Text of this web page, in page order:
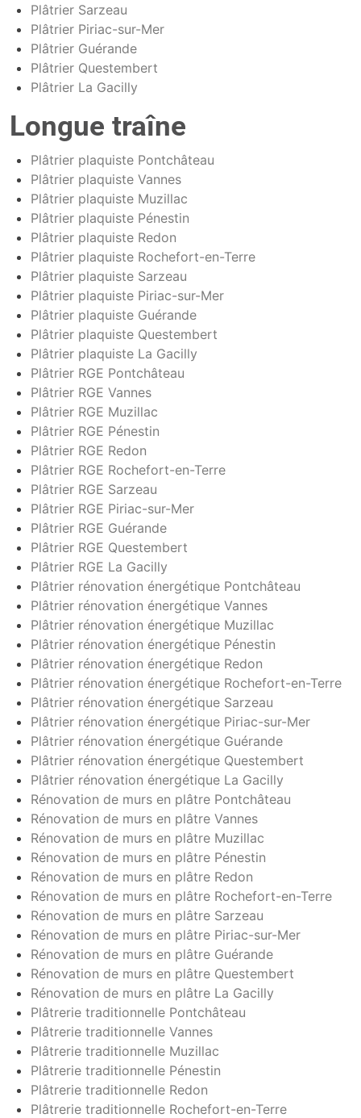
Plâtrier Sarzeau
Plâtrier Piriac-sur-Mer
Plâtrier Guérande
Plâtrier Questembert
Plâtrier La Gacilly
Longue traîne
Plâtrier plaquiste Pontchâteau
Plâtrier plaquiste Vannes
Plâtrier plaquiste Muzillac
Plâtrier plaquiste Pénestin
Plâtrier plaquiste Redon
Plâtrier plaquiste Rochefort-en-Terre
Plâtrier plaquiste Sarzeau
Plâtrier plaquiste Piriac-sur-Mer
Plâtrier plaquiste Guérande
Plâtrier plaquiste Questembert
Plâtrier plaquiste La Gacilly
Plâtrier RGE Pontchâteau
Plâtrier RGE Vannes
Plâtrier RGE Muzillac
Plâtrier RGE Pénestin
Plâtrier RGE Redon
Plâtrier RGE Rochefort-en-Terre
Plâtrier RGE Sarzeau
Plâtrier RGE Piriac-sur-Mer
Plâtrier RGE Guérande
Plâtrier RGE Questembert
Plâtrier RGE La Gacilly
Plâtrier rénovation énergétique Pontchâteau
Plâtrier rénovation énergétique Vannes
Plâtrier rénovation énergétique Muzillac
Plâtrier rénovation énergétique Pénestin
Plâtrier rénovation énergétique Redon
Plâtrier rénovation énergétique Rochefort-en-Terre
Plâtrier rénovation énergétique Sarzeau
Plâtrier rénovation énergétique Piriac-sur-Mer
Plâtrier rénovation énergétique Guérande
Plâtrier rénovation énergétique Questembert
Plâtrier rénovation énergétique La Gacilly
Rénovation de murs en plâtre Pontchâteau
Rénovation de murs en plâtre Vannes
Rénovation de murs en plâtre Muzillac
Rénovation de murs en plâtre Pénestin
Rénovation de murs en plâtre Redon
Rénovation de murs en plâtre Rochefort-en-Terre
Rénovation de murs en plâtre Sarzeau
Rénovation de murs en plâtre Piriac-sur-Mer
Rénovation de murs en plâtre Guérande
Rénovation de murs en plâtre Questembert
Rénovation de murs en plâtre La Gacilly
Plâtrerie traditionnelle Pontchâteau
Plâtrerie traditionnelle Vannes
Plâtrerie traditionnelle Muzillac
Plâtrerie traditionnelle Pénestin
Plâtrerie traditionnelle Redon
Plâtrerie traditionnelle Rochefort-en-Terre